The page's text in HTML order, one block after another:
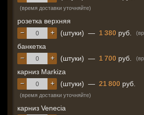
(время доставки уточняйте)
розетка верхняя
+
− (штуки) — 1 380 руб.
банкетка
+
− (штуки) — 1 700 руб.
карниз Markiza
+
− (штуки) — 21 800 руб.
(время доставки уточняйте)
карниз Venecia